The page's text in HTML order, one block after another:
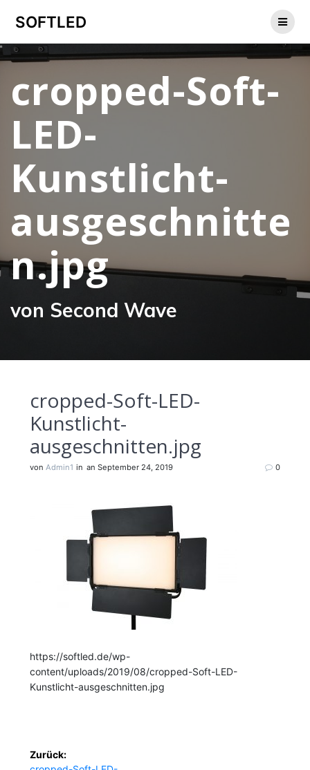
InhaltSOFTLED
cropped-Soft-
LED-
Kunstlicht-
ausgeschnitte
n.jpg
von Second Wave
cropped-Soft-LED-
Kunstlicht-
ausgeschnitten.jpg
von Admin1 in an September 24, 2019 0
https://softled.de/wp-
content/uploads/2019/08/cropped-Soft-LED-
Kunstlicht-ausgeschnitten.jpg
Beitragsnavigation
Zurück: